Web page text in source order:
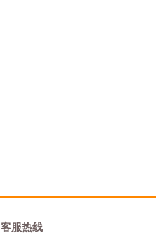
客服热线